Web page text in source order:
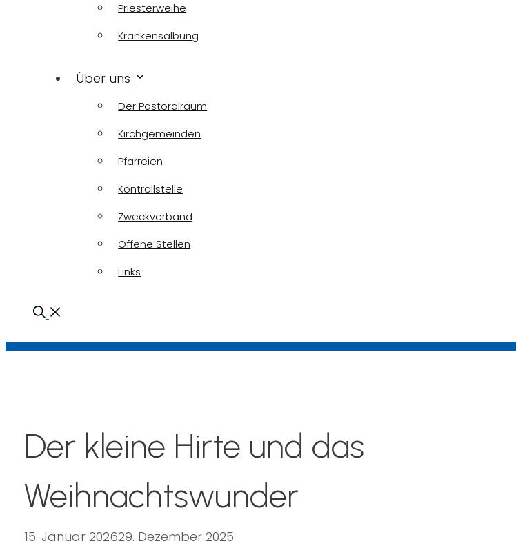
Priesterweihe
Krankensalbung
Über uns
Der Pastoralraum
Kirchgemeinden
Pfarreien
Kontrollstelle
Zweckverband
Offene Stellen
Links
Der kleine Hirte und das
Weihnachtswunder
15. Januar 202629. Dezember 2025